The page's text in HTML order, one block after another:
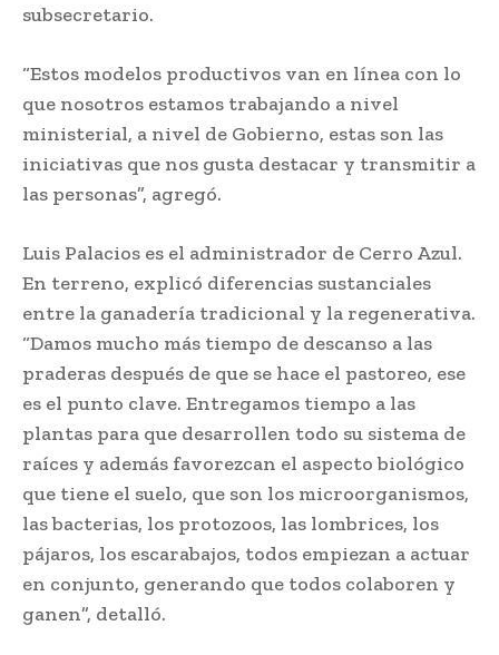
subsecretario.
“Estos modelos productivos van en línea con lo
que nosotros estamos trabajando a nivel
ministerial, a nivel de Gobierno, estas son las
iniciativas que nos gusta destacar y transmitir a
las personas”, agregó.
Luis Palacios es el administrador de Cerro Azul.
En terreno, explicó diferencias sustanciales
entre la ganadería tradicional y la regenerativa.
“Damos mucho más tiempo de descanso a las
praderas después de que se hace el pastoreo, ese
es el punto clave. Entregamos tiempo a las
plantas para que desarrollen todo su sistema de
raíces y además favorezcan el aspecto biológico
que tiene el suelo, que son los microorganismos,
las bacterias, los protozoos, las lombrices, los
pájaros, los escarabajos, todos empiezan a actuar
en conjunto, generando que todos colaboren y
ganen”, detalló.